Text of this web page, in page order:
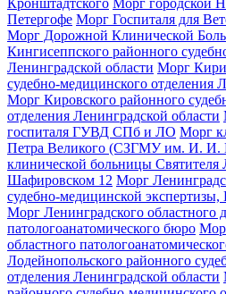
Кронштадтского Морг городской
Петергофе Морг Госпиталя для
Морг Дорожной Клинической
Кингисеппского районного
Ленинградской области Морг
судебно-медицинского отделения
Морг Кировского районного
отделения Ленинградской области
госпиталя ГУВД СПб и ЛО Морг
Петра Великого (СЗГМУ им. И. И.
клинической больницы Святителя
Шафировском 12 Морг
судебно-медицинской экспертизы,
Морг Ленинградского областного
патологоанатомического бюро
областного
Лодейнопольского районного
отделения Ленинградской области